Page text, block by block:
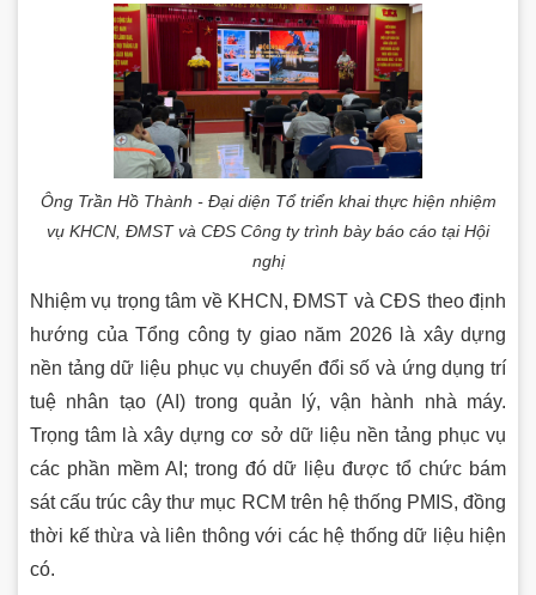
Ông Trần Hồ Thành - Đại diện Tổ triển khai thực hiện nhiệm
vụ KHCN, ĐMST và CĐS Công ty trình bày báo cáo tại Hội
nghị
Nhiệm vụ trọng tâm về KHCN, ĐMST và CĐS theo định
hướng của Tổng công ty giao năm 2026 là xây dựng
nền tảng dữ liệu phục vụ chuyển đổi số và ứng dụng trí
tuệ nhân tạo (AI) trong quản lý, vận hành nhà máy.
Trọng tâm là xây dựng cơ sở dữ liệu nền tảng phục vụ
các phần mềm AI; trong đó dữ liệu được tổ chức bám
sát cấu trúc cây thư mục RCM trên hệ thống PMIS, đồng
thời kế thừa và liên thông với các hệ thống dữ liệu hiện
có.